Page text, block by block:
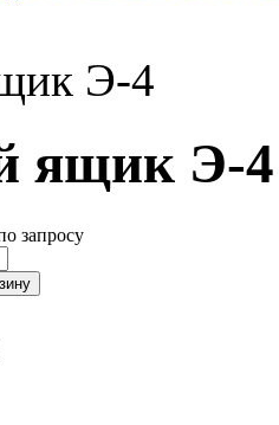
Э-4
ящик Э-4
запросу